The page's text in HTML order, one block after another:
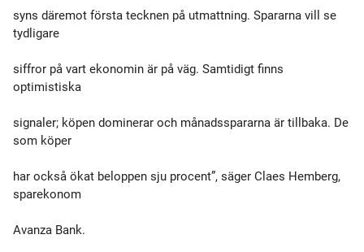
syns däremot första tecknen på utmattning. Spararna vill se
tydligare
siffror på vart ekonomin är på väg. Samtidigt finns
optimistiska
signaler; köpen dominerar och månadsspararna är tillbaka. De
som köper
har också ökat beloppen sju procent”, säger Claes Hemberg,
sparekonom
Avanza Bank.